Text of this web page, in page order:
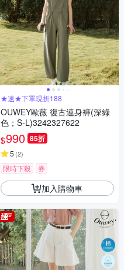
★速★下單現折188
OUWEY歐薇 復古連身褲(深綠
色；S-L)3242327622
$990 85折
5 (2)
限時下殺 券
加入購物車